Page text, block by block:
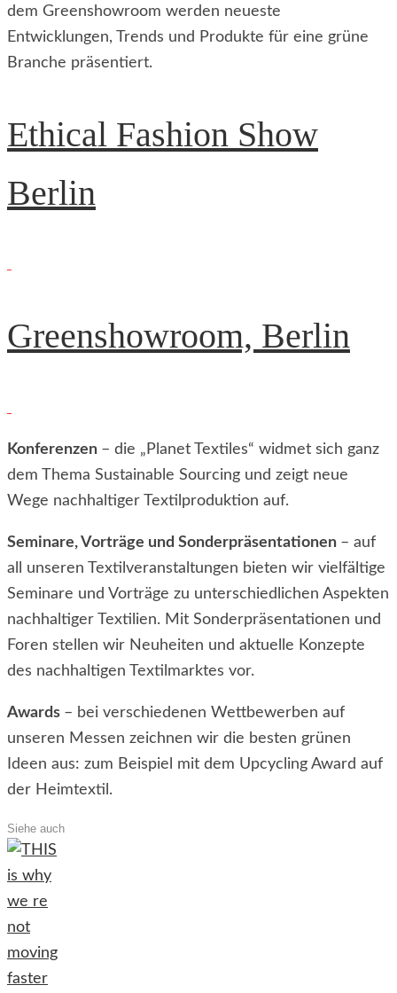
dem Greenshowroom werden neueste
Entwicklungen, Trends und Produkte für eine grüne
Branche präsentiert.
Ethical Fashion Show
Berlin
Greenshowroom, Berlin
Konferenzen – die „Planet Textiles“ widmet sich ganz
dem Thema Sustainable Sourcing und zeigt neue
Wege nachhaltiger Textilproduktion auf.
Seminare, Vorträge und Sonderpräsentationen – auf
all unseren Textilveranstaltungen bieten wir vielfältige
Seminare und Vorträge zu unterschiedlichen Aspekten
nachhaltiger Textilien. Mit Sonderpräsentationen und
Foren stellen wir Neuheiten und aktuelle Konzepte
des nachhaltigen Textilmarktes vor.
Awards – bei verschiedenen Wettbewerben auf
unseren Messen zeichnen wir die besten grünen
Ideen aus: zum Beispiel mit dem Upcycling Award auf
der Heimtextil.
Siehe auch